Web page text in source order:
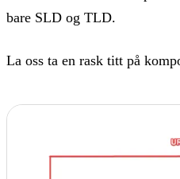
bare SLD og TLD.
La oss ta en rask titt på